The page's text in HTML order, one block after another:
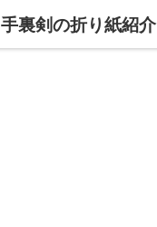
手裏剣の折り紙紹介